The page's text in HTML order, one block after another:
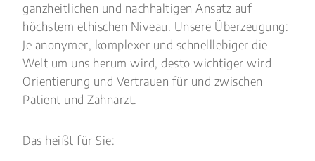
ganzheitlichen und nachhaltigen Ansatz auf
höchstem ethischen Niveau. Unsere Überzeugung:
Je anonymer, komplexer und schnelllebiger die
Welt um uns herum wird, desto wichtiger wird
Orientierung und Vertrauen für und zwischen
Patient und Zahnarzt.
Das heißt für Sie: